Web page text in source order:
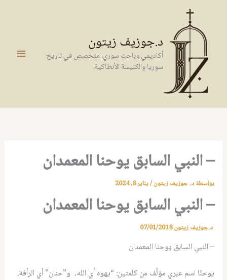
المحتوى
د.جوزيف زيتون
أكاديمي وباحث سوري، متخصص في تاريخ
سوريا والكنيسة الأنطاكية.
– النبي السابق يوحنا المعمدان
بواسطةد. جوزيف زيتون/يناير 8, 2024
– النبي السابق يوحنا المعمدان
د.جوزيف زيتون07/01/2018
– النبي السابق يوحنا المعمدان
يوحنّا اسم عبري مؤلّف من كلمتين: “يهوه أي الله، و”حنان” أي الرأفة.